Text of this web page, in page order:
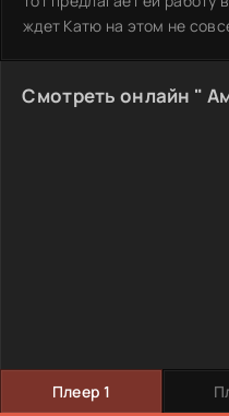
ждет Катю на этом не
Смотреть онлайн "
Плеер 1